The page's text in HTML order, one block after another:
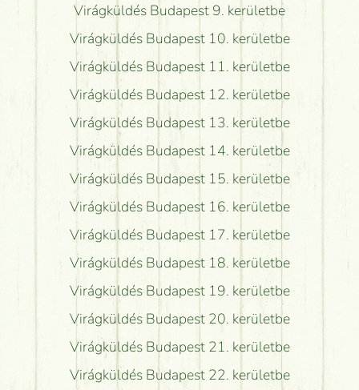
Virágküldés Budapest 9. kerületbe
Virágküldés Budapest 10. kerületbe
Virágküldés Budapest 11. kerületbe
Virágküldés Budapest 12. kerületbe
Virágküldés Budapest 13. kerületbe
Virágküldés Budapest 14. kerületbe
Virágküldés Budapest 15. kerületbe
Virágküldés Budapest 16. kerületbe
Virágküldés Budapest 17. kerületbe
Virágküldés Budapest 18. kerületbe
Virágküldés Budapest 19. kerületbe
Virágküldés Budapest 20. kerületbe
Virágküldés Budapest 21. kerületbe
Virágküldés Budapest 22. kerületbe